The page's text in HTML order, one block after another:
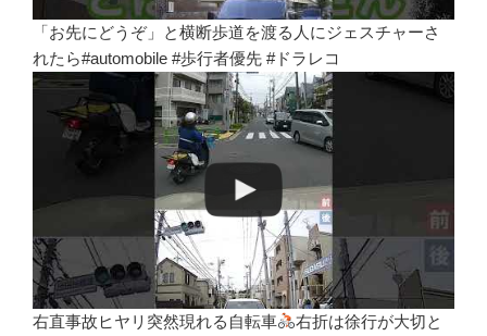
「お先にどうぞ」と横断歩道を渡る人にジェスチャーさ
れたら#automobile #歩行者優先 #ドラレコ
右直事故ヒヤリ突然現れる自転車
右折は徐行が大切と